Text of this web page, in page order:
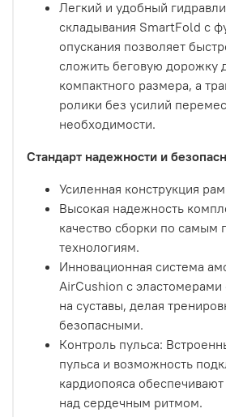
Легкий и удобный
складывания SmartFold с
опускания позволяет
сложить беговую дорожку
компактного размера, а
ролики без усилий
необходимости.
Стандарт надежности и
Усиленная конструкция
Высокая надежность
качество сборки по самым
технологиям.
Инновационная система
AirCushion с эластомерами
на суставы, делая
безопасными.
Контроль пульса:
пульса и возможность
кардиопояса
над сердечным ритмом.